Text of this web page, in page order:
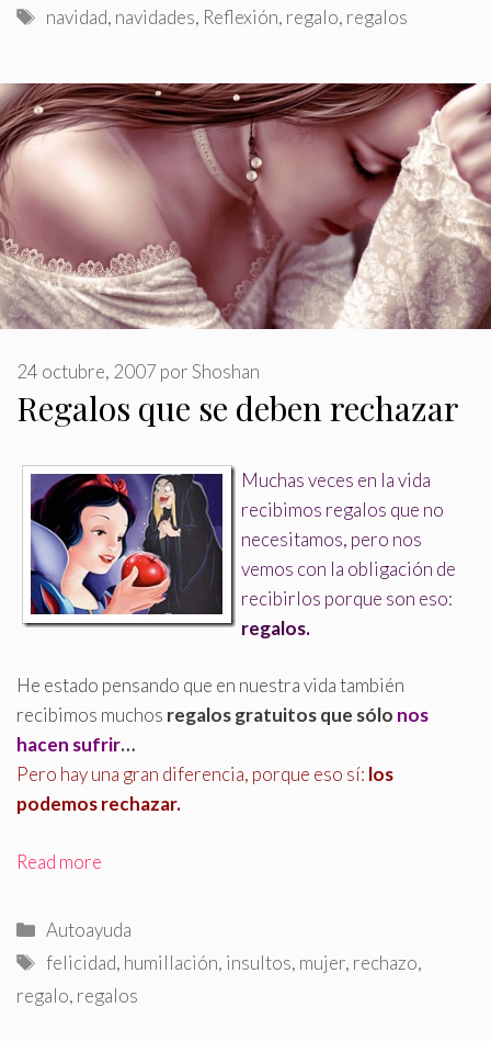
Etiquetas
navidad, navidades, Reflexión, regalo, regalos
Regalos que se deben rechazar
24 octubre, 2007 porShoshan
Muchas veces en la vida
recibimos regalos que no
necesitamos, pero nos
vemos con la obligación de
recibirlos porque son eso:
regalos.
He estado pensando que en nuestra vida también
recibimos muchos regalos gratuitos que sólo nos
hacen sufrir…
Pero hay una gran diferencia, porque eso sí: los
podemos rechazar.
Read more
Categorías
Autoayuda
Etiquetas
felicidad, humillación, insultos, mujer, rechazo,
regalo, regalos